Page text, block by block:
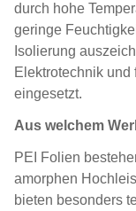
durch hohe
geringe
Isolierung
Elektrotechnik und
eingesetzt.
Aus welchem
PEI Folien
amorphen
bieten besonders